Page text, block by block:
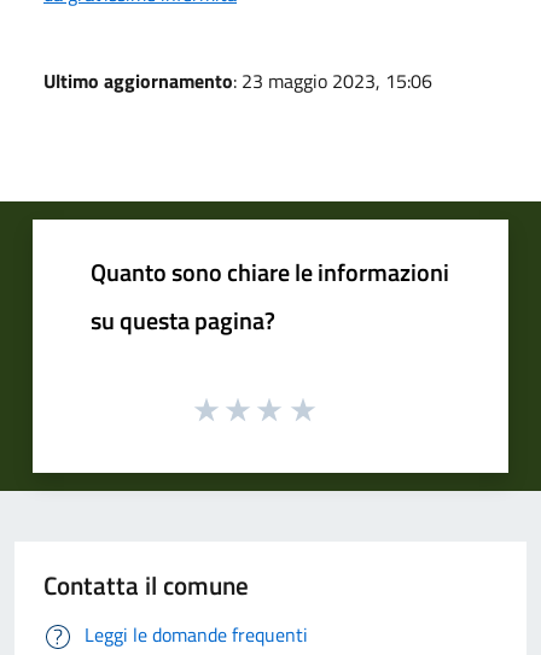
Ultimo aggiornamento: 23 maggio 2023, 15:06
Quanto sono chiare le informazioni
su questa pagina?
Contatta il comune
Leggi le domande frequenti